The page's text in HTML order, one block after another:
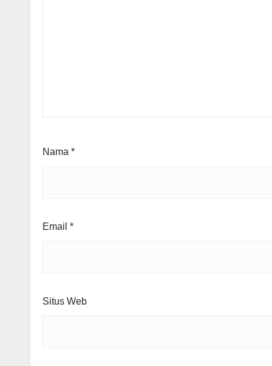
Nama *
Email *
Situs Web